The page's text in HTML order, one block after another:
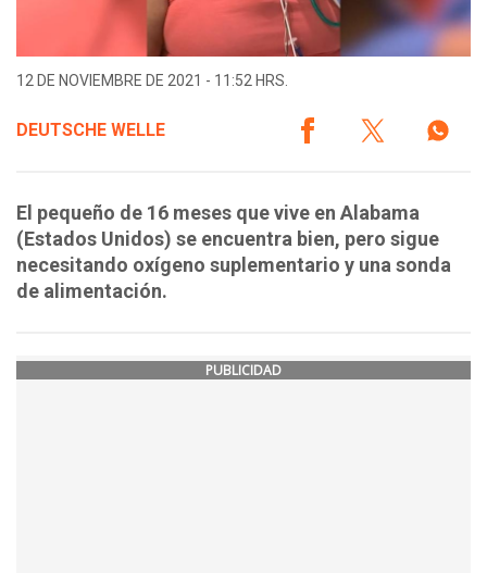
12 DE NOVIEMBRE DE 2021 - 11:52 HRS.
DEUTSCHE WELLE
El pequeño de 16 meses que vive en Alabama
(Estados Unidos) se encuentra bien, pero sigue
necesitando oxígeno suplementario y una sonda
de alimentación.
PUBLICIDAD